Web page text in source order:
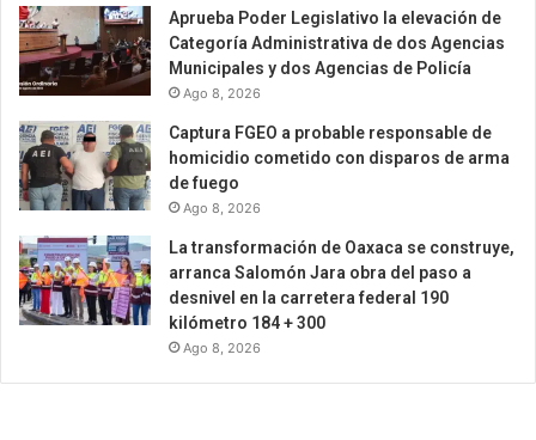
Aprueba Poder Legislativo la elevación de
Categoría Administrativa de dos Agencias
Municipales y dos Agencias de Policía
Ago 8, 2026
Captura FGEO a probable responsable de
homicidio cometido con disparos de arma
de fuego
Ago 8, 2026
La transformación de Oaxaca se construye,
arranca Salomón Jara obra del paso a
desnivel en la carretera federal 190
kilómetro 184 + 300
Ago 8, 2026